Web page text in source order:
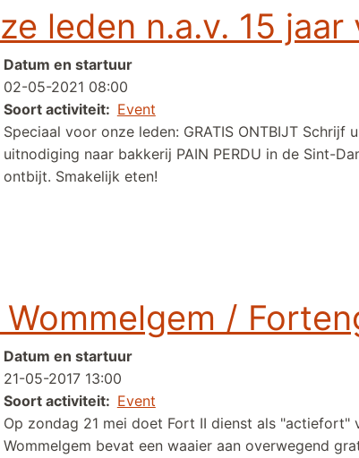
leden n.a.v. 15 jaar
Datum en startuur
02-05-2021 08:00
Soort activiteit
Event
Speciaal voor onze leden: GRATIS ONTBIJT
uitnodiging naar bakkerij PAIN PERDU in de Sint-
ontbijt. Smakelijk eten!
15 jaar vzw De Wommeltjes:
/
Datum en startuur
21-05-2017 13:00
Soort activiteit
Event
Op zondag 21 mei doet Fort II dienst als "actiefort"
Wommelgem bevat een waaier aan overwegend